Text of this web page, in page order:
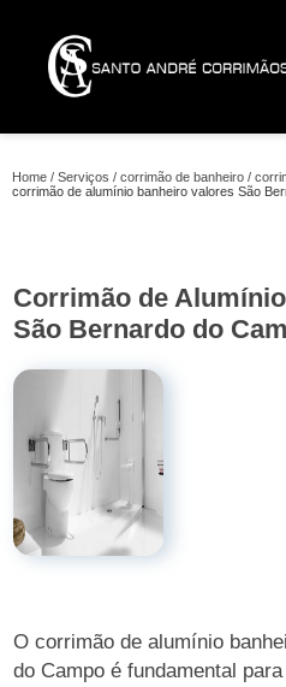
Home Serviços corrimão de banheiro
corrimão de alumínio banheiro valores São
Corrimão de
São Bernardo do
O corrimão de alumínio
do Campo é fundamental